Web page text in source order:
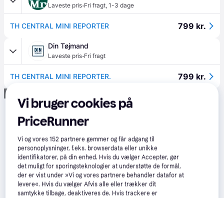
Laveste pris·Fri fragt, 1-3 dage
TH CENTRAL MINI REPORTER 799 kr.
Din Tøjmand
Laveste pris·Fri fragt
TH CENTRAL MINI REPORTER. 799 kr.
Annonce
Vi bruger cookies på
PriceRunner
Vi og vores152 partnere gemmer og får adgang til
personoplysninger, f.eks. browserdata eller unikke
identifikatorer, på din enhed. Hvis du vælger Accepter, gør
det muligt for sporingsteknologier at understøtte de formål,
der er vist under »Vi og vores partnere behandler datafor at
levere«. Hvis du vælger Afvis alle eller trækker dit
samtykke tilbage, deaktiveres de. Hvis trackere er